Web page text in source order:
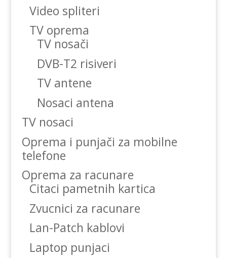
Video spliteri
TV oprema
TV nosači
DVB-T2 risiveri
TV antene
Nosaci antena
TV nosaci
Oprema i punjači za mobilne
telefone
Oprema za racunare
Citaci pametnih kartica
Zvucnici za racunare
Lan-Patch kablovi
Laptop punjaci